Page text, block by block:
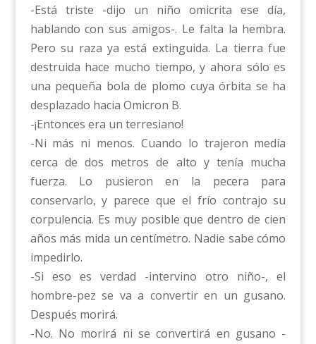
-Está triste -dijo un niño omicrita ese día,
hablando con sus amigos-. Le falta la hembra.
Pero su raza ya está extinguida. La tierra fue
destruida hace mucho tiempo, y ahora sólo es
una pequeña bola de plomo cuya órbita se ha
desplazado hacia Omicron B.
-¡Entonces era un terresiano!
-Ni más ni menos. Cuando lo trajeron medía
cerca de dos metros de alto y tenía mucha
fuerza. Lo pusieron en la pecera para
conservarlo, y parece que el frío contrajo su
corpulencia. Es muy posible que dentro de cien
años más mida un centímetro. Nadie sabe cómo
impedirlo.
-Si eso es verdad -intervino otro niño-, el
hombre-pez se va a convertir en un gusano.
Después morirá.
-No. No morirá ni se convertirá en gusano -